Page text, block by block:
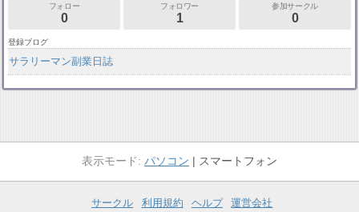
フォロー
0
フォロワー
1
参加サークル
0
登録ブログ
サラリーマン副業日誌
パソコン スマートフォン
サークル 利用規約 ヘルプ 運営会社